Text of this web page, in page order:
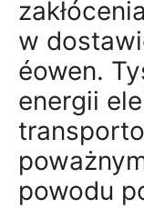
w
éowen.
energii
powodu